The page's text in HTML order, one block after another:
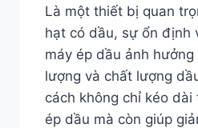
Là một thiết bị quan
hạt có dầu, sự ổn định
máy ép dầu ảnh
lượng và chất lượng
cách không chỉ kéo
ép dầu mà còn giúp